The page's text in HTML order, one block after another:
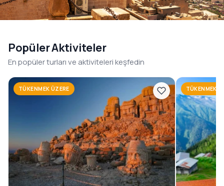
1996’dan beri, Güneydoğu Anadolu’nun en özel rotalarını
konforlu ve planlı tur programlarıyla sizlerle
buluşturuyoruz.
Rezervasyon ve Bilgi
Popüler Aktiviteler
En popüler turları ve aktiviteleri keşfedin
TÜKENMEK ÜZERE TÜKENMEK